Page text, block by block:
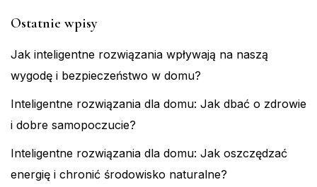
Ostatnie wpisy
Jak inteligentne rozwiązania wpływają na naszą
wygodę i bezpieczeństwo w domu?
Inteligentne rozwiązania dla domu: Jak dbać o zdrowie
i dobre samopoczucie?
Inteligentne rozwiązania dla domu: Jak oszczędzać
energię i chronić środowisko naturalne?